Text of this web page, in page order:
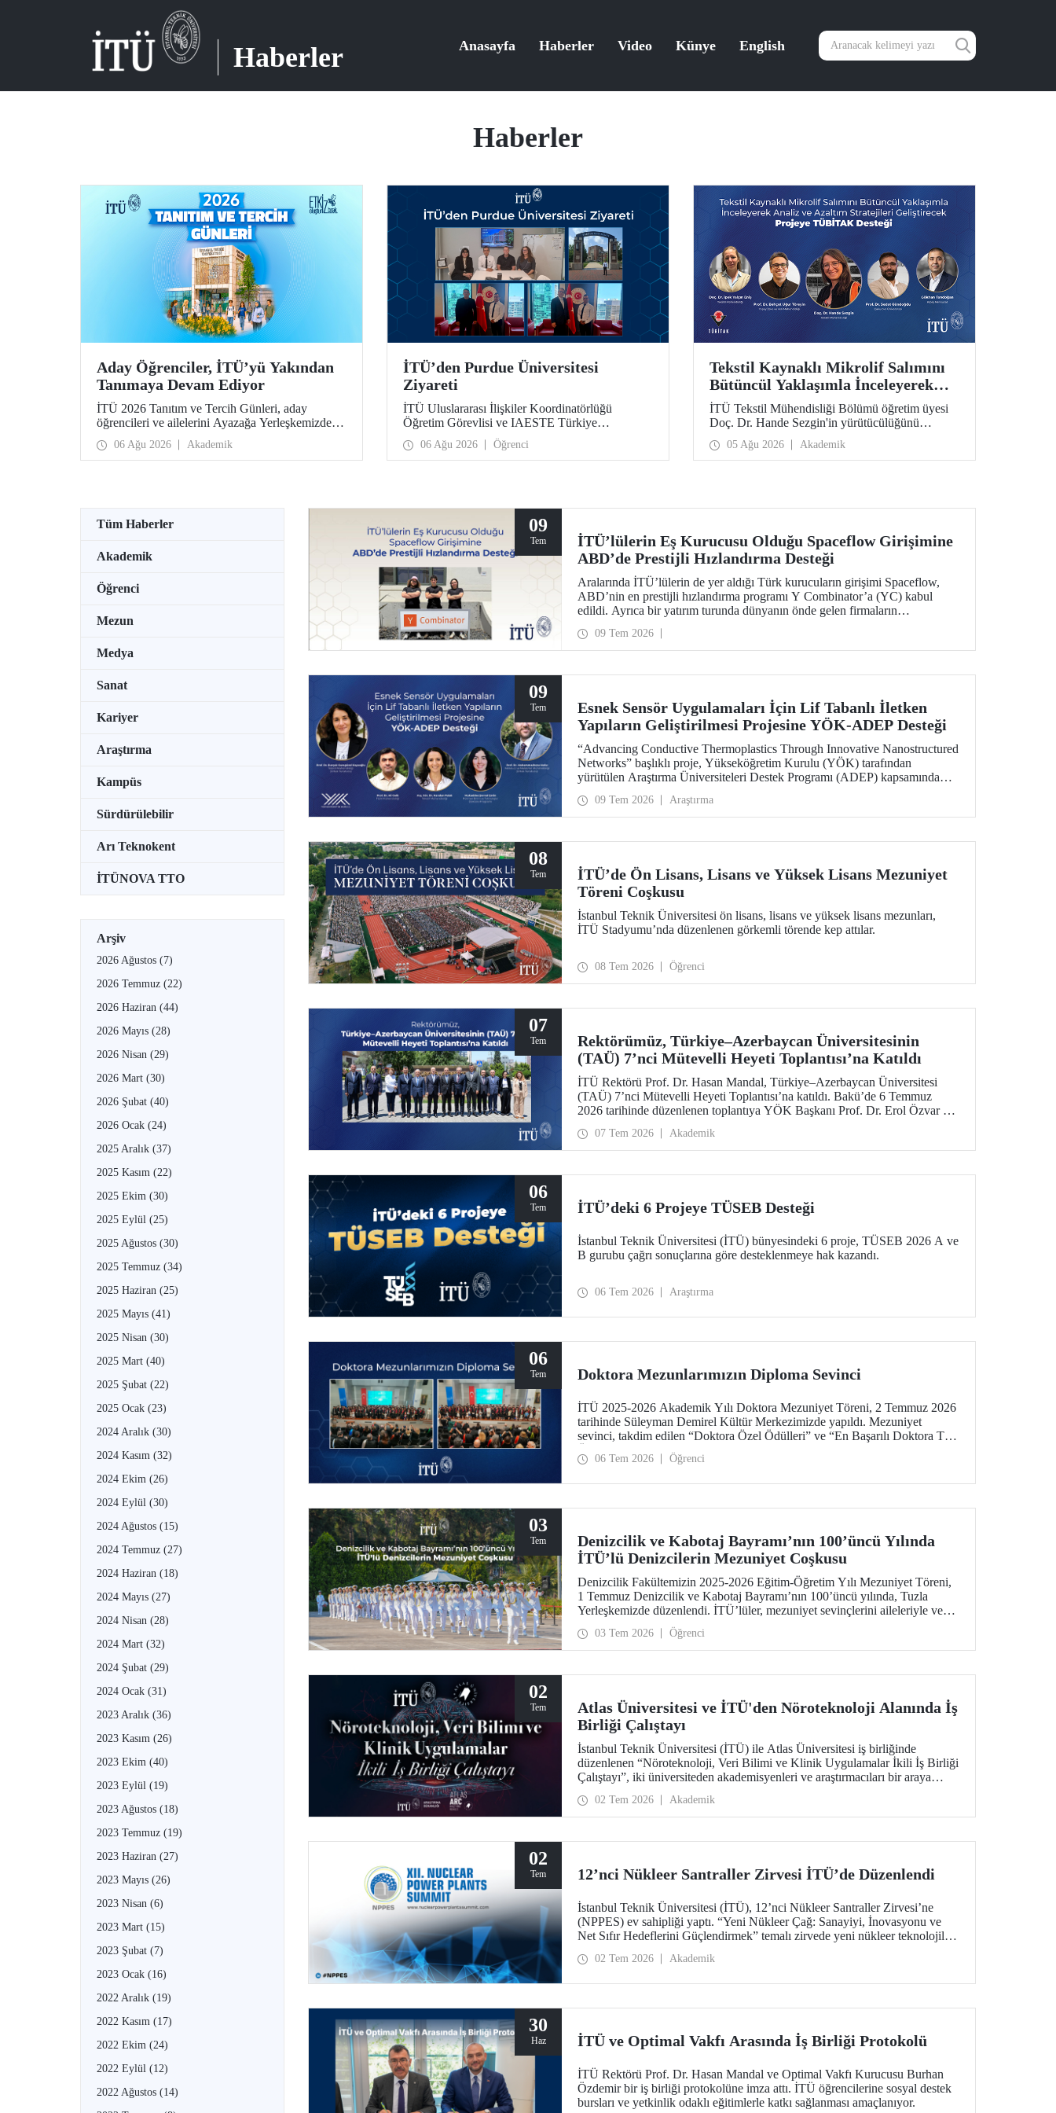
Haberler Anasayfa Haberler Video Künye English
Haberler
Aday Öğrenciler, İTÜ’yü Yakından
Tanımaya Devam Ediyor
İTÜ 2026 Tanıtım ve Tercih Günleri, aday
öğrencileri ve ailelerini Ayazağa Yerleşkemizde
ağırlamaya devam ediyor. Tanıtım ve Tercih
Günleri 7 Ağustos’ta tamamlanacak, ilgili fakülte
ve birimler adaylara bilgi vermeye devam edecek.
06 Ağu 2026 Akademik
İTÜ’den Purdue Üniversitesi
Ziyareti
İTÜ Uluslararası İlişkiler Koordinatörlüğü
Öğretim Görevlisi ve IAESTE Türkiye
Sorumlusu Cahit Okan, akademik ilişkileri ve iş
birliğini geliştirmek amacıyla 20-27 Temmuz
tarihlerinde ABD’de dünyanın önde gelen
06 Ağu 2026 Öğrenci
Tekstil Kaynaklı Mikrolif Salımını
Bütüncül Yaklaşımla İnceleyerek
Analiz ve Azaltım Stratejileri
Geliştirecek Projeye TÜBİTAK
Desteği
İTÜ Tekstil Mühendisliği Bölümü öğretim üyesi
Doç. Dr. Hande Sezgin'in yürütücülüğünü
üstlendiği “Sürdürülebilir Pamuk ve Polyester
Esaslı Tekstil Ürünlerinde Kullanım Koşullarına
Bağlı Mikrolif Salımı: Aşınma, UV Maruziyeti ve
proje, TÜBİTAK 2515 – COST Aksiyon Üyeleri
desteklenmeye hak kazandı.
05 Ağu 2026 Akademik
Tüm Haberler
Akademik
Öğrenci
Mezun
Medya
Sanat
Kariyer
Araştırma
Kampüs
Sürdürülebilir
Arı Teknokent
İTÜNOVA TTO
Arşiv
2026 Ağustos (7)
2026 Temmuz (22)
2026 Haziran (44)
2026 Mayıs (28)
2026 Nisan (29)
2026 Mart (30)
2026 Şubat (40)
2026 Ocak (24)
2025 Aralık (37)
2025 Kasım (22)
2025 Ekim (30)
2025 Eylül (25)
2025 Ağustos (30)
2025 Temmuz (34)
2025 Haziran (25)
2025 Mayıs (41)
2025 Nisan (30)
2025 Mart (40)
2025 Şubat (22)
2025 Ocak (23)
2024 Aralık (30)
2024 Kasım (32)
2024 Ekim (26)
2024 Eylül (30)
2024 Ağustos (15)
2024 Temmuz (27)
2024 Haziran (18)
2024 Mayıs (27)
2024 Nisan (28)
2024 Mart (32)
2024 Şubat (29)
2024 Ocak (31)
2023 Aralık (36)
2023 Kasım (26)
2023 Ekim (40)
2023 Eylül (19)
2023 Ağustos (18)
2023 Temmuz (19)
2023 Haziran (27)
2023 Mayıs (26)
2023 Nisan (6)
2023 Mart (15)
2023 Şubat (7)
2023 Ocak (16)
2022 Aralık (19)
2022 Kasım (17)
2022 Ekim (24)
2022 Eylül (12)
2022 Ağustos (14)
09
Tem
İTÜ’lülerin Eş Kurucusu Olduğu Spaceflow Girişimine
ABD’de Prestijli Hızlandırma Desteği
Aralarında İTÜ’lülerin de yer aldığı Türk kurucuların girişimi Spaceflow,
ABD’nin en prestijli hızlandırma programı Y Combinator’a (YC) kabul
edildi. Ayrıca bir yatırım turunda dünyanın önde gelen firmaların
09 Tem 2026
09
Tem
Esnek Sensör Uygulamaları İçin Lif Tabanlı İletken
Yapıların Geliştirilmesi Projesine YÖK-ADEP Desteği
“Advancing Conductive Thermoplastics Through Innovative Nanostructured
Networks” başlıklı proje, Yükseköğretim Kurulu (YÖK) tarafından
yürütülen Araştırma Üniversiteleri Destek Programı (ADEP) kapsamında
Mühendisliği Bölümü öğretim üyesi Prof. Dr. Burçak Karagüzel Kayaoğlu
ile Metalurji ve Malzeme Mühendisliği Bölümü öğretim üyesi Prof. Dr.
09 Tem 2026 Araştırma
08
Tem
İTÜ’de Ön Lisans, Lisans ve Yüksek Lisans Mezuniyet
Töreni Coşkusu
İstanbul Teknik Üniversitesi ön lisans, lisans ve yüksek lisans mezunları,
İTÜ Stadyumu’nda düzenlenen görkemli törende kep attılar.
08 Tem 2026 Öğrenci
07
Tem
Rektörümüz, Türkiye–Azerbaycan Üniversitesinin
(TAÜ) 7’nci Mütevelli Heyeti Toplantısı’na Katıldı
İTÜ Rektörü Prof. Dr. Hasan Mandal, Türkiye–Azerbaycan Üniversitesi
(TAÜ) 7’nci Mütevelli Heyeti Toplantısı’na katıldı. Bakü’de 6 Temmuz
2026 tarihinde düzenlenen toplantıya YÖK Başkanı Prof. Dr. Erol Özvar ve
07 Tem 2026 Akademik
06
Tem İTÜ’deki 6 Projeye TÜSEB Desteği
İstanbul Teknik Üniversitesi (İTÜ) bünyesindeki 6 proje, TÜSEB 2026 A ve
B gurubu çağrı sonuçlarına göre desteklenmeye hak kazandı.
06 Tem 2026 Araştırma
06
Tem Doktora Mezunlarımızın Diploma Sevinci
İTÜ 2025-2026 Akademik Yılı Doktora Mezuniyet Töreni, 2 Temmuz 2026
tarihinde Süleyman Demirel Kültür Merkezimizde yapıldı. Mezuniyet
sevinci, takdim edilen “Doktora Özel Ödülleri” ve “En Başarılı Doktora Tez
Ödülleri” ile taçlandı.
06 Tem 2026 Öğrenci
03
Tem
Denizcilik ve Kabotaj Bayramı’nın 100’üncü Yılında
İTÜ’lü Denizcilerin Mezuniyet Coşkusu
Denizcilik Fakültemizin 2025-2026 Eğitim-Öğretim Yılı Mezuniyet Töreni,
1 Temmuz Denizcilik ve Kabotaj Bayramı’nın 100’üncü yılında, Tuzla
Yerleşkemizde düzenlendi. İTÜ’lüler, mezuniyet sevinçlerini aileleriyle ve
hocalarıyla paylaştılar. Denizcilik alanındaki kamu, sivil toplum ve sektör
temsilcileri İTÜ ailesinin mezuniyet gururuna tanıklık etti.
03 Tem 2026 Öğrenci
02
Tem
Atlas Üniversitesi ve İTÜ'den Nöroteknoloji Alanında İş
Birliği Çalıştayı
İstanbul Teknik Üniversitesi (İTÜ) ile Atlas Üniversitesi iş birliğinde
düzenlenen “Nöroteknoloji, Veri Bilimi ve Klinik Uygulamalar İkili İş Birliği
Çalıştayı”, iki üniversiteden akademisyenleri ve araştırmacıları bir araya
02 Tem 2026 Akademik
02
Tem 12’nci Nükleer Santraller Zirvesi İTÜ’de Düzenlendi
İstanbul Teknik Üniversitesi (İTÜ), 12’nci Nükleer Santraller Zirvesi’ne
(NPPES) ev sahipliği yaptı. “Yeni Nükleer Çağ: Sanayiyi, İnovasyonu ve
Net Sıfır Hedeflerini Güçlendirmek” temalı zirvede yeni nükleer teknolojiler
02 Tem 2026 Akademik
30
Haz İTÜ ve Optimal Vakfı Arasında İş Birliği Protokolü
İTÜ Rektörü Prof. Dr. Hasan Mandal ve Optimal Vakfı Kurucusu Burhan
Özdemir bir iş birliği protokolüne imza attı. İTÜ öğrencilerine sosyal destek
bursları ve yetkinlik odaklı eğitimlerle katkı sağlanması amaçlanıyor.